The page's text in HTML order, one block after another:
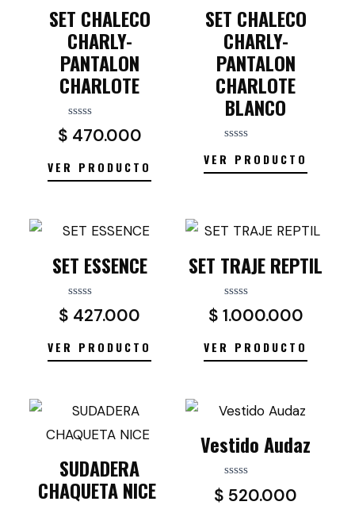
SET CHALECO
CHARLY-
PANTALON
CHARLOTE
Valorado
con
de
5
$ 470.000
VER PRODUCTO
SET CHALECO
CHARLY-
PANTALON
CHARLOTE
BLANCO
con
0
VER PRODUCTO
SET ESSENCE
Valorado
con
de
5
$ 427.000
VER PRODUCTO
SET TRAJE REPTIL
Valorado
con
de
5
$ 1.000.000
VER PRODUCTO
SUDADERA
CHAQUETA NICE
Vestido Audaz
Valorado
con
$ 520.000